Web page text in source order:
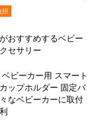
担
おすすめするベビー
セサリー
ビーカー用 スマート
ップホルダー 固定バ
なベビーカーに取付